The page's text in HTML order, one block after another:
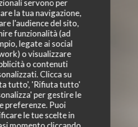
servono per
la tua navigazione,
l'audience del sito,
funzionalità (ad
legate ai social
o visualizzare
o contenuti
Clicca su
tutto', 'Rifiuta tutto'
per gestire le
preferenze. Puoi
le tue scelte in